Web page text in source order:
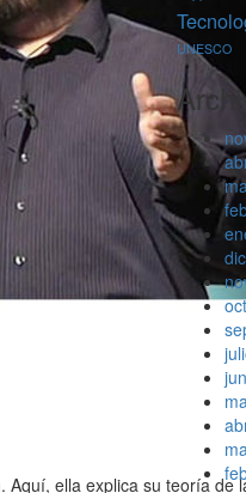
Aquí, ella explica su teoría de
UNESCO